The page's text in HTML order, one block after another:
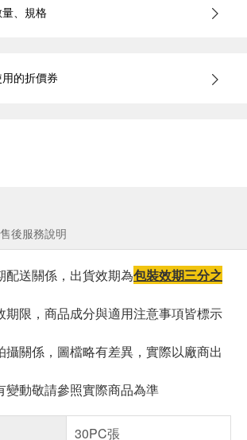
、規格
的折價券
後服務說明
配送關係，出貨效期為包裝效期三分之
期限，商品成分與適用注意事項皆標示
攝關係，圖檔略有差異，實際以廠商出
變動敬請參照實際商品為準
30PC張